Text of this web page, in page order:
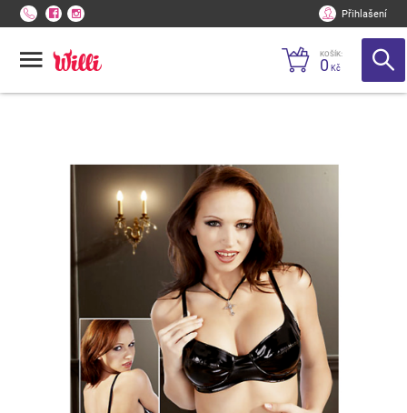
Přihlašení
KOŠÍK:
0 Kč